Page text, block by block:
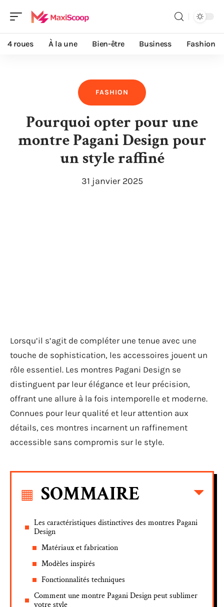
4 roues À la une Bien-être Business Fashion
FASHION
Pourquoi opter pour une
montre Pagani Design pour
un style raffiné
31 janvier 2025
Lorsqu’il s’agit de compléter une tenue avec une
touche de sophistication, les accessoires jouent un
rôle essentiel. Les montres Pagani Design se
distinguent par leur élégance et leur précision,
offrant une allure à la fois intemporelle et moderne.
Connues pour leur qualité et leur attention aux
détails, ces montres incarnent un raffinement
accessible sans compromis sur le style.
SOMMAIRE
Les caractéristiques distinctives des montres Pagani
Design
Matériaux et fabrication
Modèles inspirés
Fonctionnalités techniques
Comment une montre Pagani Design peut sublimer
votre style